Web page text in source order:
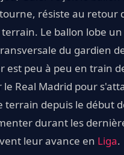
résiste au
Le ballon lobe
du gardien
est peu à peu en train
Real Madrid pour
terrain depuis le début
durant les
leur avance en Liga.